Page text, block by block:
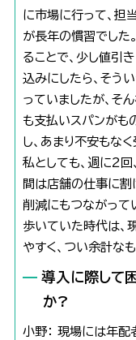
に市場に行って、担
が長年の慣習でした
ることで、少し値引
込みにしたら、そう
っていましたが、そ
も支払いスパンがも
し、あまり不安もな
私としても、週に2
間は店舗の仕事に割
削減にもつながって
歩いていた時代は、
やすく、つい余計な
導入に際して
か?
小野： 現場には年配